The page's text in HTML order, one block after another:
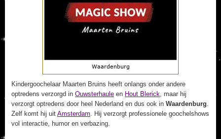
Kindergoochelaar Maarten Bruins heeft onlangs onder andere
optredens verzorgd in Ouwsterhaule en Hout Blerick, maar hij
verzorgt optredens door heel Nederland en dus ook in Waardenburg.
Zelf komt hij uit Amsterdam. Hij verzorgt professionele goochelshows
vol interactie, humor en verbazing.